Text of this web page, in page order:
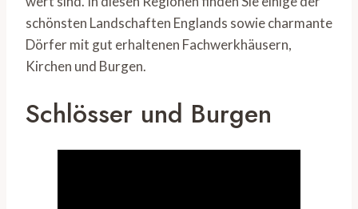
schönsten Landschaften Englands sowie charmante
Dörfer mit gut erhaltenen Fachwerkhäusern,
Kirchen und Burgen.
Schlösser und Burgen